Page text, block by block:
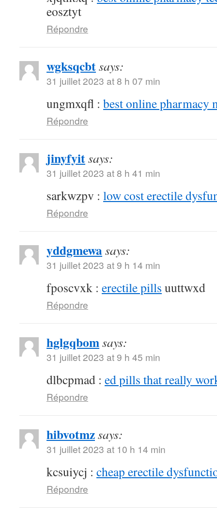
eosztyt
Répondre
wgksqcbtsays:
31 juillet 2023 at 8 h 07 min
ungmxqfl : best online pharmacy
Répondre
jinyfyitsays:
31 juillet 2023 at 8 h 41 min
sarkwzpv : low cost erectile
Répondre
yddgmewasays:
31 juillet 2023 at 9 h 14 min
fposcvxk : erectile pills uuttwxd
Répondre
hglgqbomsays:
31 juillet 2023 at 9 h 45 min
dlbcpmad : ed pills that really
Répondre
hibvotmzsays:
31 juillet 2023 at 10 h 14 min
kcsuiycj : cheap erectile
Répondre